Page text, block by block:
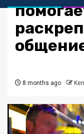
8 months ago